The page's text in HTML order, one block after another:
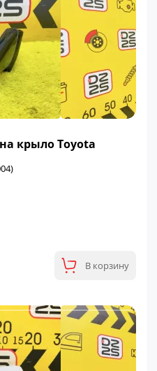
крыло Toyota
В корзину